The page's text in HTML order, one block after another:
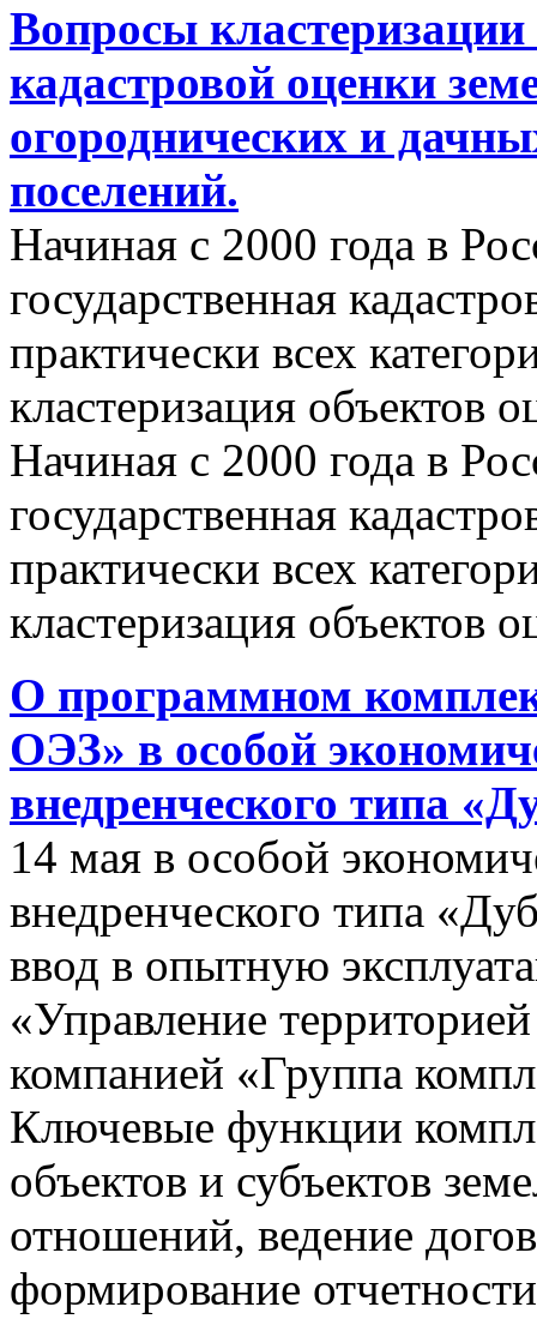
Вопросы кластеризации
кадастровой оценки
огороднических и
поселений.
Начиная с 2000 года в
государственная
практически всех
кластеризация объектов
Начиная с 2000 года в
государственная
практически всех
кластеризация объектов
О программном
ОЭЗ» в особой
внедренческого типа
14 мая в особой
внедренческого типа
ввод в опытную
«Управление
компанией «Группа
Ключевые функции
объектов и субъектов
отношений, ведение
формирование